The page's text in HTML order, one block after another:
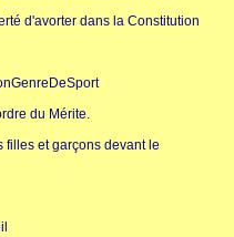
d'avorter dans la Constitution
du Mérite.
et garçons devant le